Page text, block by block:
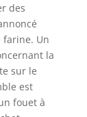
des
farine. Un
la
sur le
est
fouet à